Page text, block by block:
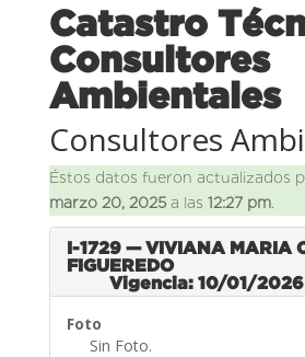
Catastro
Consultores
Ambientales
Consultores
Éstos datos fueron actualizados
marzo 20, 2025a las 12:27 pm.
I-1729 — VIVIANA MARIA
FIGUEREDO
Vigencia: 10/01/2026
Foto
Sin Foto.